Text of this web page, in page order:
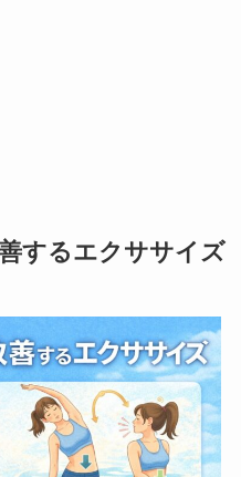
するエクササイズ